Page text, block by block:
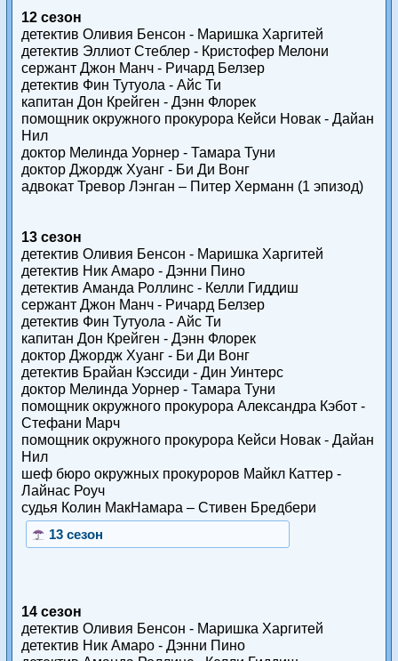
12 сезон
детектив Оливия Бенсон - Маришка Харгитей
детектив Эллиот Стеблер - Кристофер Мелони
сержант Джон Манч - Ричард Белзер
детектив Фин Тутуола - Айс Ти
капитан Дон Крейген - Дэнн Флорек
помощник окружного прокурора Кейси Новак - Дайан
Нил
доктор Мелинда Уорнер - Тамара Туни
доктор Джордж Хуанг - Би Ди Вонг
адвокат Тревор Лэнган – Питер Херманн (1 эпизод)
13 сезон
детектив Оливия Бенсон - Маришка Харгитей
детектив Ник Амаро - Дэнни Пино
детектив Аманда Роллинс - Келли Гиддиш
сержант Джон Манч - Ричард Белзер
детектив Фин Тутуола - Айс Ти
капитан Дон Крейген - Дэнн Флорек
доктор Джордж Хуанг - Би Ди Вонг
детектив Брайан Кэссиди - Дин Уинтерс
доктор Мелинда Уорнер - Тамара Туни
помощник окружного прокурора Александра Кэбот -
Стефани Марч
помощник окружного прокурора Кейси Новак - Дайан
Нил
шеф бюро окружных прокуроров Майкл Каттер -
Лайнас Роуч
судья Колин МакНамара – Стивен Бредбери
13 сезон
14 сезон
детектив Оливия Бенсон - Маришка Харгитей
детектив Ник Амаро - Дэнни Пино